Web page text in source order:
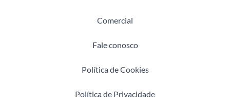
Comercial
Fale conosco
Política de Cookies
Política de Privacidade